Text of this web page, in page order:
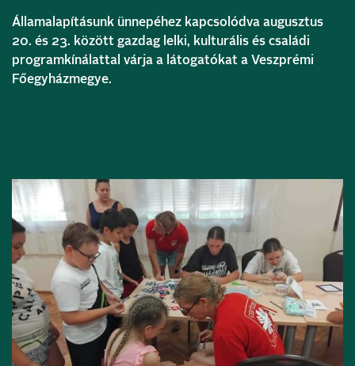
Államalapításunk ünnepéhez kapcsolódva augusztus
20. és 23. között gazdag lelki, kulturális és családi
programkínálattal várja a látogatókat a Veszprémi
Főegyházmegye.